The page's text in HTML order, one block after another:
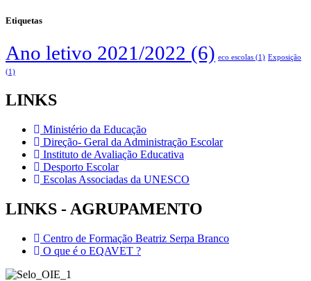
Etiquetas
Ano letivo 2021/2022 (6) eco escolas (1) Exposição
(1)
LINKS
Ministério da Educação
Direção- Geral da Administração Escolar
Instituto de Avaliação Educativa
Desporto Escolar
Escolas Associadas da UNESCO
LINKS - AGRUPAMENTO
Centro de Formação Beatriz Serpa Branco
O que é o EQAVET ?